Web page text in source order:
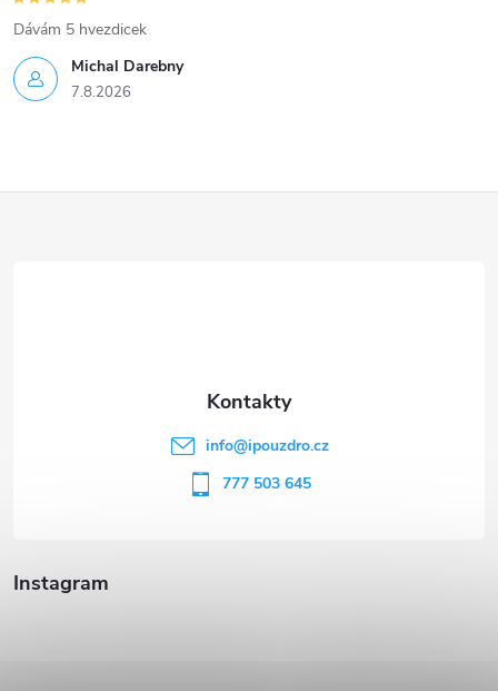
Michal Darebny
7.8.2026
Dávám 5 hvezdicek
Instagram
info@ipouzdro.cz
777 503 645